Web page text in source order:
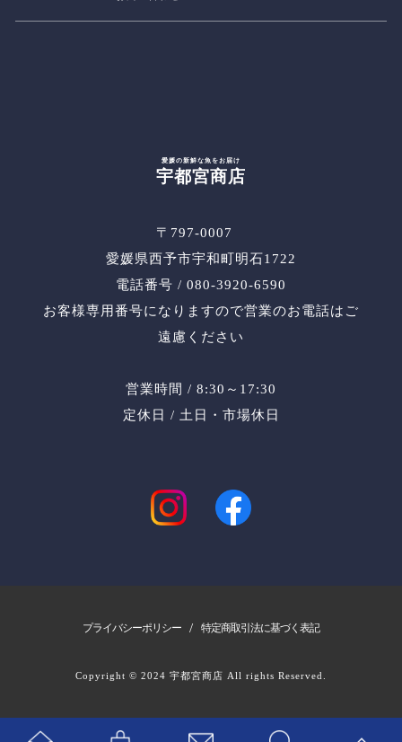
愛媛の新鮮な魚をお届け
宇都宮商店
〒797-0007
愛媛県西予市宇和町明石1722
電話番号 / 080-3920-6590
お客様専用番号になりますので営業のお電話はご
遠慮ください
営業時間 / 8:30～17:30
定休日 / 土日・市場休日
プライバシーポリシー / 特定商取引法に基づく表記
Copyright © 2024 宇都宮商店 All rights Reserved.